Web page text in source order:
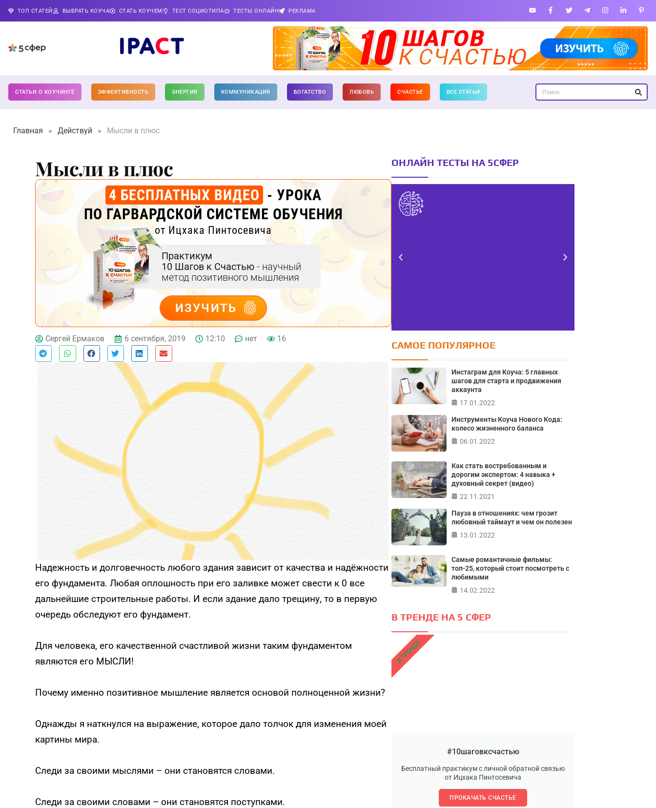
ТОП СТАТЕЙ ВЫБРАТЬ КОУЧА СТАТЬ КОУЧЕМ ТЕСТ СОЦИОТИПА ТЕСТЫ ОНЛАЙН РЕКЛАМА
СТАТЬИ О КОУЧИНГЕ ЭФФЕКТИВНОСТЬ ЭНЕРГИЯ КОММУНИКАЦИЯ БОГАТСТВО ЛЮБОВЬ СЧАСТЬЕ ВСЕ СТАТЬИ
Главная » Действуй » Мысли в плюс
Мысли в плюс
4 БЕСПЛАТНЫХ ВИДЕО - УРОКА
ПО ГАРВАРДСКОЙ СИСТЕМЕ ОБУЧЕНИЯ
от Ицхака Пинтосевича
Практикум
10 Шагов к Счастью - научный
метод позитивного мышления
ИЗУЧИТЬ
ДЕЙСТВУЙ
Сергей Ермаков 6 сентября, 2019 12:10 нет 16
Надежность и долговечность любого здания зависит от качества и надёжности
его фундамента. Любая оплошность при его заливке может свести к 0 все
дальнейшие строительные работы. И если здание дало трещину, то в первую
очередь обследуют его фундамент.
Для человека, его качественной счастливой жизни таким фундаментом
являются его МЫСЛИ!
Почему именно позитивное мышление является основой полноценной жизни?
Однажды я наткнулся на выражение, которое дало толчок для изменения моей
картины мира.
Следи за своими мыслями – они становятся словами.
Следи за своими словами – они становятся поступками.
ОНЛАЙН ТЕСТЫ НА 5СФЕР
Тест FERMI
FERMI - современная методика
оценки уровня счастья в 5 главных
сферах
ПРОЙТИ ТЕСТ
САМОЕ ПОПУЛЯРНОЕ
Инстаграм для Коуча: 5 главных
шагов для старта и продвижения
аккаунта
17.01.2022
Инструменты Коуча Нового Кода:
колесо жизненного баланса
06.01.2022
Как стать востребованным и
дорогим экспертом: 4 навыка +
духовный секрет (видео)
22.11.2021
Пауза в отношениях: чем грозит
любовный таймаут и чем он полезен
13.01.2022
Самые романтичные фильмы:
топ-25, который стоит посмотреть с
любимыми
14.02.2022
В ТРЕНДЕ НА 5 СФЕР
#10шаговксчастью
Бесплатный практикум с личной обратной связью
от Ицхака Пинтосевича
ПРОКАЧАТЬ СЧАСТЬЕ
В ТРЕНДЕ